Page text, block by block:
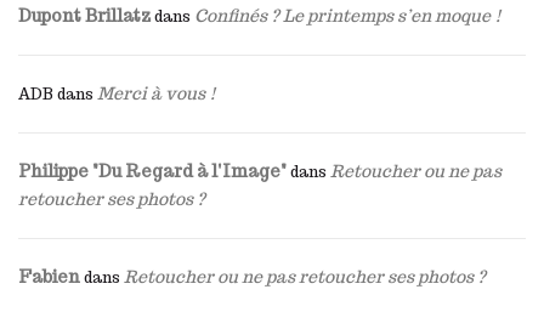
Dupont Brillatz dans Confinés ? Le printemps s’en moque !
ADB dans Merci à vous !
Philippe "Du Regard à l'Image" dans Retoucher ou ne pas
retoucher ses photos ?
Fabien dans Retoucher ou ne pas retoucher ses photos ?